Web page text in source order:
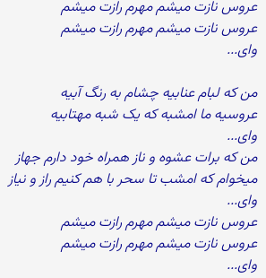
عروس نازت میشم مهرم رازت میشم
عروس نازت میشم مهرم رازت میشم
وای...
من که لبام عنابیه چشام به رنگ آبیه
عروسیه ما امشبه که یک شبه مهتابیه
وای...
من که برات عشوه و ناز همراه خود دارم جهاز
میخوام که امشب تا سحر با هم کنیم راز و نیاز
وای...
عروس نازت میشم مهرم رازت میشم
عروس نازت میشم مهرم رازت میشم
وای...